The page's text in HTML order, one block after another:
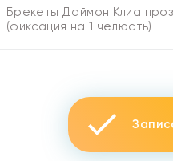
Брекеты Даймон Клиа
(фиксация на 1 челюсть)